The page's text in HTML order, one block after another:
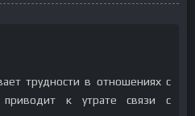
трудности в отношениях с
к утрате связи с